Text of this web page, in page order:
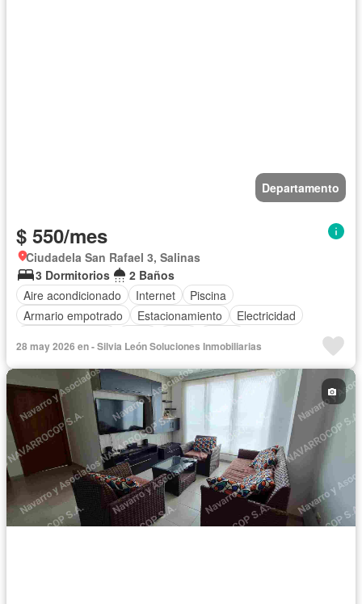
Departamento
$ 550/mes
Ciudadela San Rafael 3, Salinas
3 Dormitorios
2 Baños
Aire acondicionado
Internet
Piscina
Armario empotrado
Estacionamiento
Electricidad
Acceso para personas con discapacidad
Parrilla
Completamente amoblado
28 may 2026 en - Silvia León Soluciones Inmobiliarias